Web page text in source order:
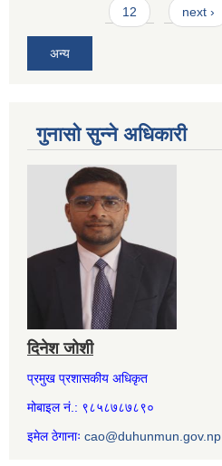
12 next ›
अन्य
गुनासो सुन्ने अधिकारी
दिनेश जोशी
प्रमुख प्रशासकीय अधिकृत
मोबाइल नं.: ९८५८७८७८९०
इमेल ठेगानाः cao@duhunmun.gov.np